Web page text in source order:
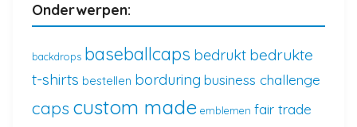
Onderwerpen:
backdrops baseballcaps bedrukt bedrukte
t-shirts bestellen borduring business challenge
caps custom made emblemen fair trade